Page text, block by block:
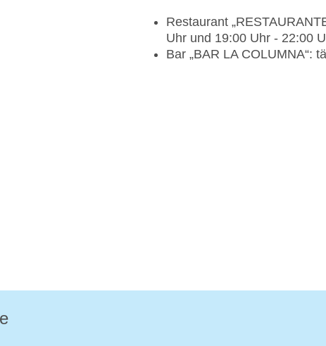
Restaurant
Uhr und 19:00 Uhr - 22:00
Bar „BAR LA COLUMNA“: